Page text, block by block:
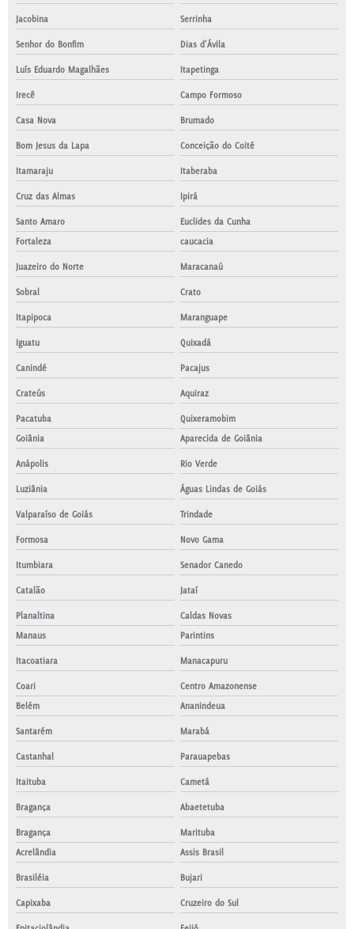
Jacobina Serrinha
Senhor do Bonfim Dias d'Ávila
Luís Eduardo Magalhães Itapetinga
Irecê Campo Formoso
Casa Nova Brumado
Bom Jesus da Lapa Conceição do Coité
Itamaraju Itaberaba
Cruz das Almas Ipirá
Santo Amaro
Euclides da Cunha
Fortaleza
caucacia
Juazeiro do Norte Maracanaú
Sobral Crato
Itapipoca Maranguape
Iguatu Quixadá
Canindé Pacajus
Crateús Aquiraz
Pacatuba
Quixeramobim
Goiânia
Aparecida de Goiânia
Anápolis Rio Verde
Luziânia Águas Lindas de Goiás
Valparaíso de Goiás Trindade
Formosa Novo Gama
Itumbiara Senador Canedo
Catalão Jataí
Planaltina
Caldas Novas
Manaus
Parintins
Itacoatiara Manacapuru
Coari
Centro Amazonense
Belém
Ananindeua
Santarém Marabá
Castanhal Parauapebas
Itaituba Cametá
Bragança Abaetetuba
Bragança
Marituba
Acrelândia
Assis Brasil
Brasiléia Bujari
Capixaba Cruzeiro do Sul